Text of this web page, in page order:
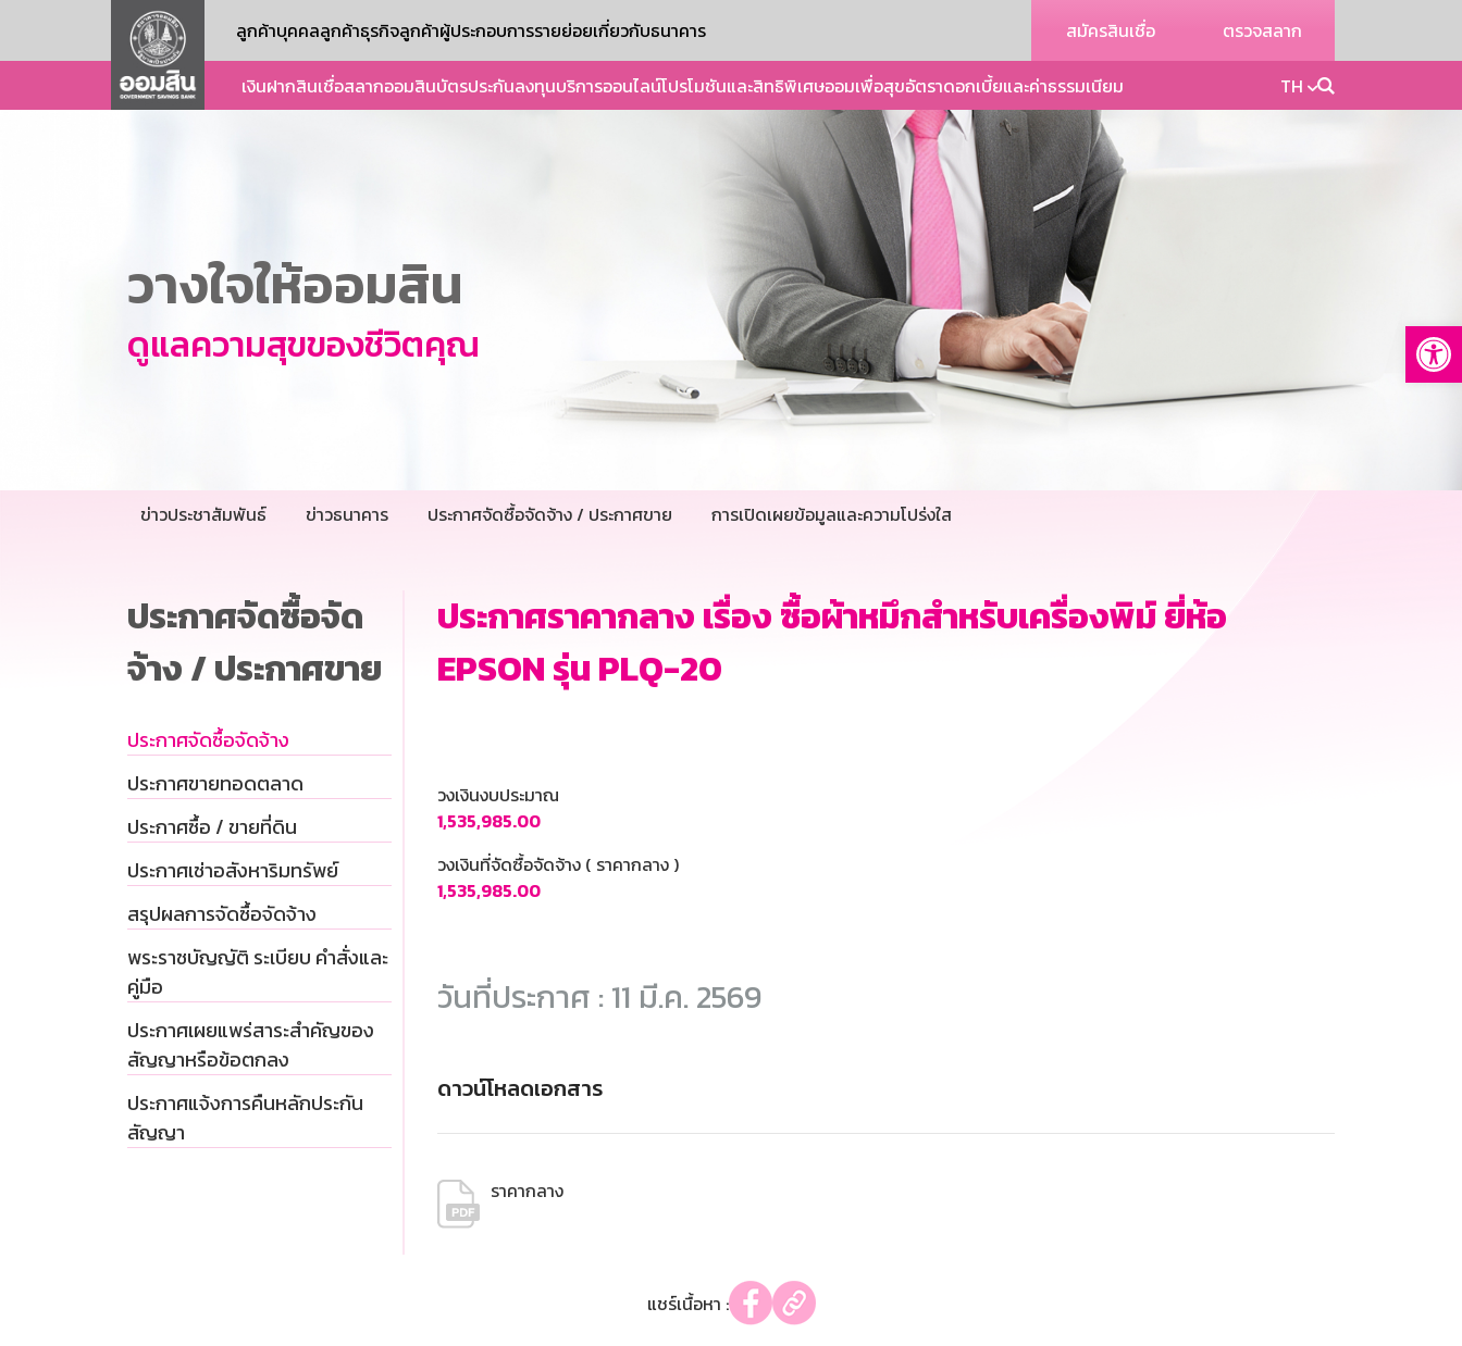
ลูกค้าบุคคลลูกค้าธุรกิจลูกค้าผู้ประกอบการรายย่อยเกี่ยวกับธนาคาร สมัครสินเชื่อ ตรวจสลาก
เงินฝากสินเชื่อสลากออมสินบัตรประกันลงทุนบริการออนไลน์โปรโมชันและสิทธิพิเศษออมเพื่อสุขอัตราดอกเบี้ยและค่าธรรมเนียม TH
วางใจให้ออมสิน
ดูแลความสุขของชีวิตคุณ
ข่าวประชาสัมพันธ์ ข่าวธนาคาร ประกาศจัดซื้อจัดจ้าง / ประกาศขาย การเปิดเผยข้อมูลและความโปร่งใส
ประกาศจัดซื้อจัด
จ้าง / ประกาศขาย
ประกาศจัดซื้อจัดจ้าง
ประกาศขายทอดตลาด
ประกาศซื้อ / ขายที่ดิน
ประกาศเช่าอสังหาริมทรัพย์
สรุปผลการจัดซื้อจัดจ้าง
พระราชบัญญัติ ระเบียบ คำสั่งและ
คู่มือ
ประกาศเผยแพร่สาระสำคัญของ
สัญญาหรือข้อตกลง
ประกาศแจ้งการคืนหลักประกัน
สัญญา
ประกาศราคากลาง เรื่อง ซื้อผ้าหมึกสำหรับเครื่องพิม์ ยี่ห้อ
EPSON รุ่น PLQ-20
วงเงินงบประมาณ
1,535,985.00
วงเงินที่จัดซื้อจัดจ้าง ( ราคากลาง )
1,535,985.00
วันที่ประกาศ : 11 มี.ค. 2569
ดาวน์โหลดเอกสาร
ราคากลาง
แชร์เนื้อหา :